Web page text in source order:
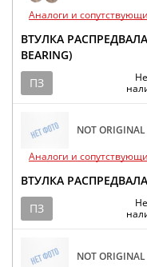
Аналоги и
ВТУЛКА РАСПРЕДВАЛА
BEARING)
ПЗ
NOT ORIGINAL
Аналоги и
ВТУЛКА
ПЗ
NOT ORIGINAL